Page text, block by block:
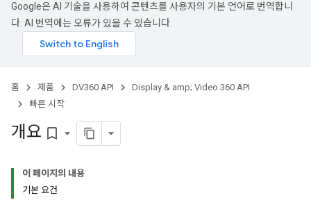
Google은 AI 기술을 사용하여 콘텐츠를 사용자의 기본 언어로 번역합니
다. AI 번역에는 오류가 있을 수 있습니다.
홈 제품 DV360 API
Display & amp; Video 360 API
빠른 시작
개요 bookmark_border
이 페이지의 내용
기본 요건